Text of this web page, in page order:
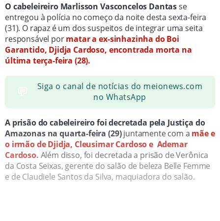
O cabeleireiro Marlisson Vasconcelos Dantasse
entregou à polícia no começo da noite desta sexta-feira
(31). O rapaz é um dos suspeitos de integrar uma seita
responsável pormatar a ex-sinhazinha do Boi
Garantido, Djidja Cardoso, encontrada morta na
última terça-feira (28).
💬
Siga o canal de notícias do meionews.com
no WhatsApp
A prisão do cabeleireiro foi decretada pela Justiça do
Amazonas na quarta-feira (29)juntamente com a mãe e
o irmão de Djidja, Cleusimar Cardoso e Ademar
Cardoso. Além disso, foi decretada a prisão de Verônica
da Costa Seixas, gerente do salão de beleza Belle Femme
e de Claudiele Santos da Silva, maquiadora do salão.